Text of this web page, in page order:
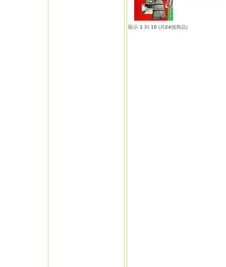
顯示 1 到 10 (共24個商品)